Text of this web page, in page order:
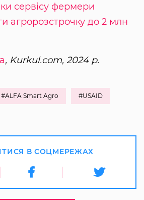
сервісу фермери
агророзстрочку до 2 млн
, Kurkul.com, 2024 р.
#ALFA Smart Agro #USAID
В СОЦМЕРЕЖАХ